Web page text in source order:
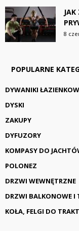
8
POPULARNE
DYWANIKI
DYSKI
ZAKUPY
DYFUZORY
KOMPASY DO
POLONEZ
DRZWI WEWNĘTRZNE
DRZWI BALKONOWE I
KOŁA, FELGI DO